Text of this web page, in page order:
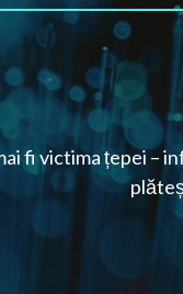
fi victima țepei –